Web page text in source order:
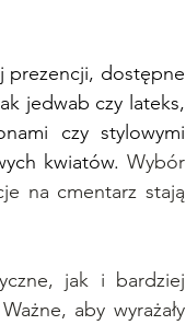
prezencji, dostępne
jedwab czy lateks,
czy stylowymi
kwiatów. Wybór
na cmentarz stają
jak i bardziej
aby wyrażały